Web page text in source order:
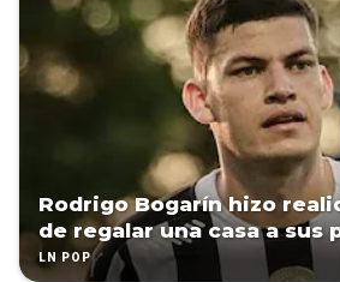
Rodrigo Bogarín hizo
de regalar una casa a sus
LN POP